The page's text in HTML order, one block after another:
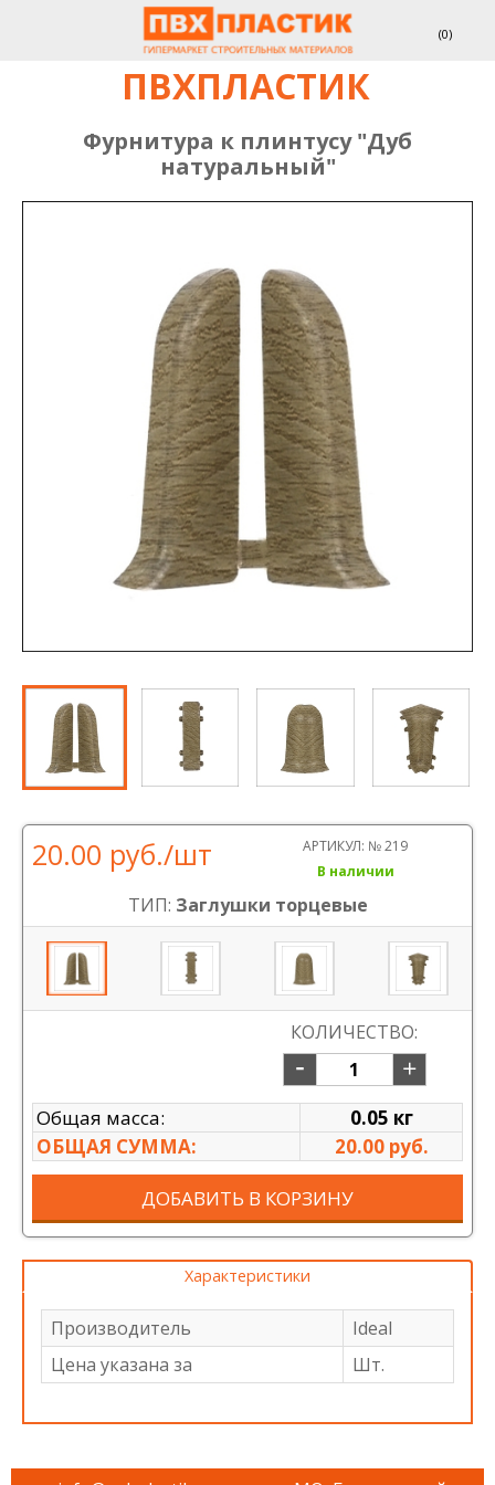
(0)
ПВХПЛАСТИК
Фурнитура к плинтусу "Дуб
натуральный"
20.00 руб./шт АРТИКУЛ: № 219
В наличии
ТИП: Заглушки торцевые
КОЛИЧЕСТВО:
Общая масса:
0.05 кг
ОБЩАЯ СУММА:
20.00 руб.
ДОБАВИТЬ В КОРЗИНУ
Характеристики
Производитель
Ideal
Цена указана за
Шт.